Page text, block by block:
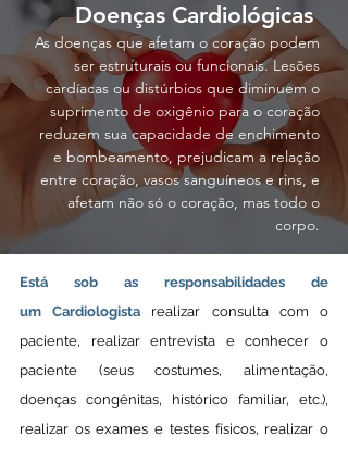
Doenças Cardiológicas
As doenças que afetam o coração podem
ser estruturais ou funcionais. Lesões
cardíacas ou distúrbios que diminuem o
suprimento de oxigênio para o coração
reduzem sua capacidade de enchimento
e bombeamento, prejudicam a relação
entre coração, vasos sanguíneos e rins, e
afetam não só o coração, mas todo o
corpo.
Está sob as responsabilidades de
um Cardiologista realizar consulta com o
paciente, realizar entrevista e conhecer o
paciente (seus costumes, alimentação,
doenças congênitas, histórico familiar, etc.),
realizar os exames e testes físicos, realizar o